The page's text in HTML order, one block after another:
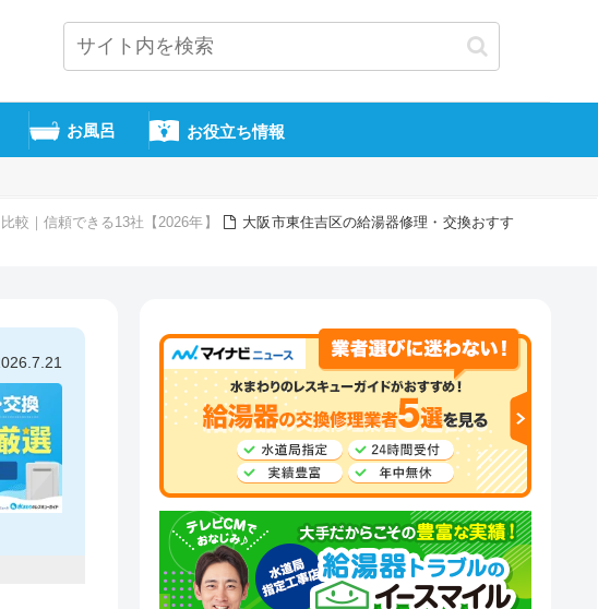
お風呂 お役立ち情報
較｜信頼できる13社【2026年】
大阪市東住吉区の給湯器修理・交換おすす